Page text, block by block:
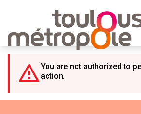
You are not authorized to
action.